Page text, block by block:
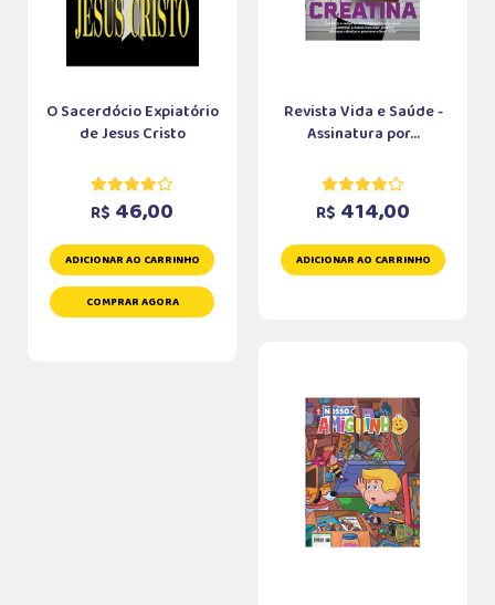
O Sacerdócio Expiatório
de Jesus Cristo
R$ 46,00
ADICIONAR AO CARRINHO
COMPRAR AGORA
Revista Vida e Saúde -
Assinatura por...
R$ 414,00
ADICIONAR AO CARRINHO